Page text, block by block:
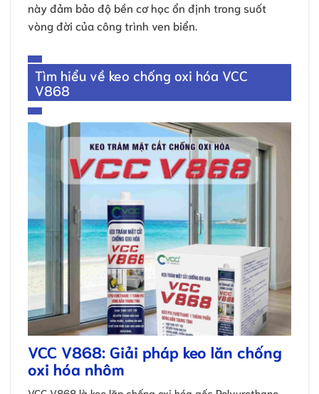
này đảm bảo độ bền cơ học ổn định trong suốt
vòng đời của công trình ven biển.
Tìm hiểu về keo chống oxi hóa VCC
V868
VCC V868: Giải pháp keo lăn chống
oxi hóa nhôm